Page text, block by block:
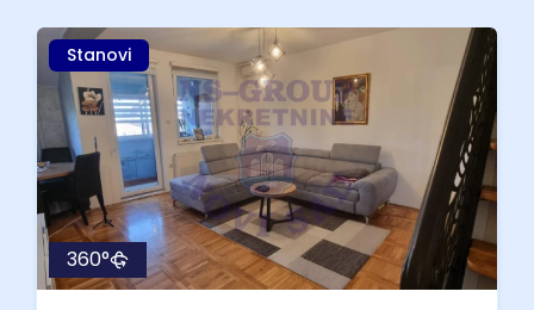
Stanovi
360°